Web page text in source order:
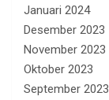
Januari 2024
Desember 2023
November 2023
Oktober 2023
September 2023